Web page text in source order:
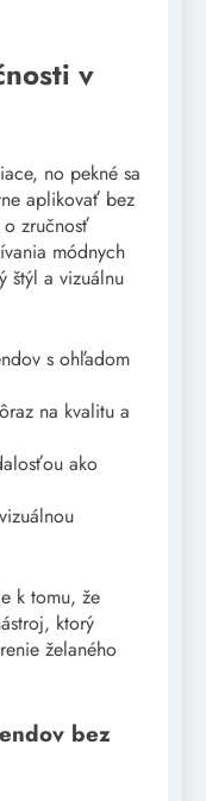
v
no pekné sa
aplikovať bez
zručnosť
módnych
štýl a vizuálnu
s ohľadom
na kvalitu a
ako
k tomu, že
ktorý
želaného
bez